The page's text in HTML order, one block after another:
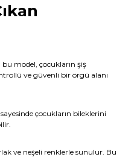
model, çocukların şiş
ve güvenli bir örgü alanı
çocukların bileklerini
ve neşeli renklerle sunulur. Bu